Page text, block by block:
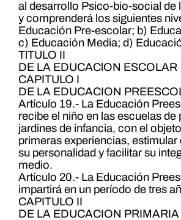
al desarrollo Psico-bio-social de
y comprenderá los siguientes
Educación Pre-escolar; b)
c) Educación Media; d)
TlTULO II
DE LA EDUCAClON ESCOLAR
CAPITULO I
DE LA EDUCACION
Artículo 19.- La Educación
recibe el niño en las escuelas de
jardines de infancia, con el
primeras experiencias, estimular
su personalidad y facilitar su
medio.
Artículo 20.- La Educación
impartirá en un período de tres
CAPITULO II
DE LA EDUCACION PRIMARIA